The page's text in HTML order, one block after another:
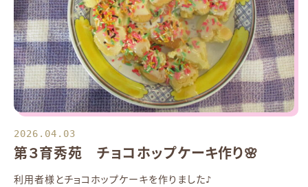
2026.04.03
第３育秀苑 チョコホップケーキ作り🌸
利用者様とチョコホップケーキを作りました♪